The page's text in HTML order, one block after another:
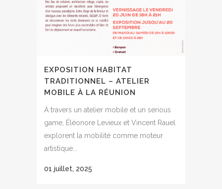
EXPOSITION HABITAT
TRADITIONNEL – ATELIER
MOBILE À LA RÉUNION
À travers un atelier mobile et un serious
game, Éléonore Levieux et Vincent Rauel
explorent la mobilité comme moteur
artistique...
01 juillet, 2025